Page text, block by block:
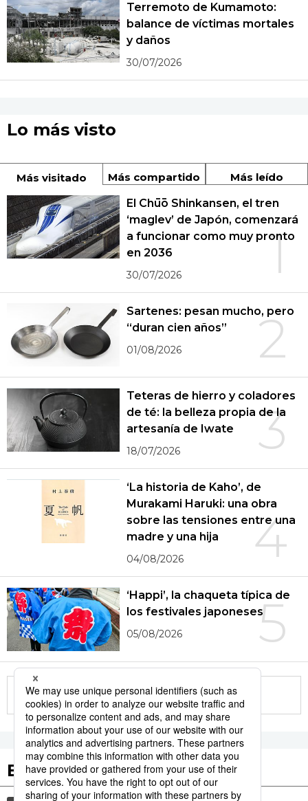
Terremoto de Kumamoto:
balance de víctimas mortales
y daños
30/07/2026
Lo más visto
Más visitado Más compartido Más leído
1
El Chūō Shinkansen, el tren
‘maglev’ de Japón, comenzará
a funcionar como muy pronto
en 2036
30/07/2026
2
Sartenes: pesan mucho, pero
“duran cien años”
01/08/2026
3
Teteras de hierro y coladores
de té: la belleza propia de la
artesanía de Iwate
18/07/2026
4
‘La historia de Kaho’, de
Murakami Haruki: una obra
sobre las tensiones entre una
madre y una hija
04/08/2026
5
‘Happi’, la chaqueta típica de
los festivales japoneses
05/08/2026
More in this series
Etiquetas destacadas